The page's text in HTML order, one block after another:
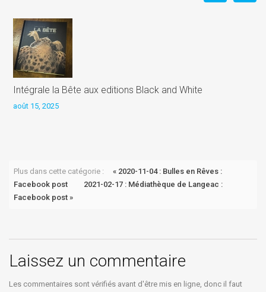
Intégrale la Bête aux editions Black and White
août 15, 2025
Plus dans cette catégorie :
« 2020-11-04 : Bulles en Rêves :
Facebook post
2021-02-17 : Médiathèque de Langeac :
Facebook post »
Laissez un commentaire
Les commentaires sont vérifiés avant d'être mis en ligne, donc il faut